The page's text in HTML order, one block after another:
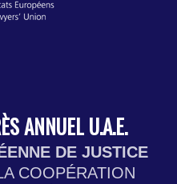
ANNUEL U.A.E.
DE JUSTICE
COOPÉRATION